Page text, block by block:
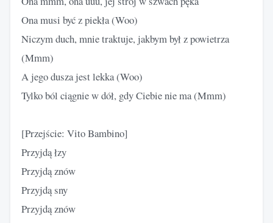
Ona musi być z piekła (Woo)
Niczym duch, mnie traktuje, jakbym był z powietrza
(Mmm)
A jego dusza jest lekka (Woo)
Tylko ból ciągnie w dół, gdy Ciebie nie ma (Mmm)
[Przejście: Vito Bambino]
Przyjdą łzy
Przyjdą znów
Przyjdą sny
Przyjdą znów